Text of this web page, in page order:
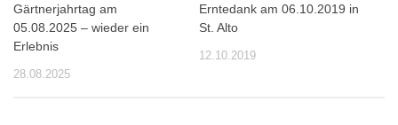
Gärtnerjahrtag am
05.08.2025 – wieder ein
Erlebnis
28.08.2025
Erntedank am 06.10.2019 in
St. Alto
12.10.2019